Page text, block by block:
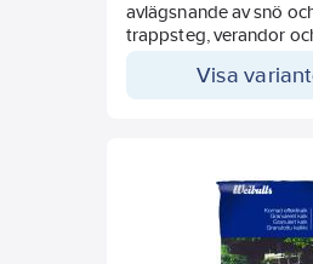
avlägsnande av snö
trappsteg, verandor
patenterat, förstärkt
minskad trötthet.
Visa